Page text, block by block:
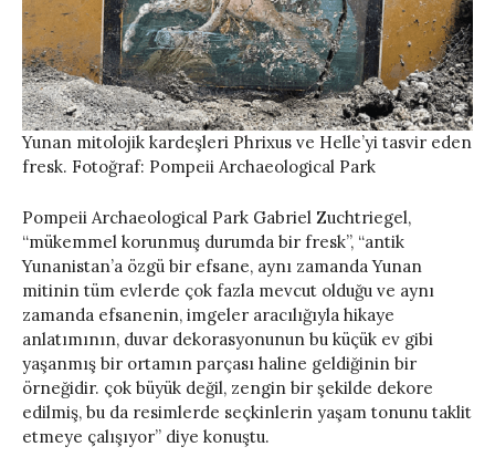
Yunan mitolojik kardeşleri Phrixus ve Helle’yi tasvir eden
fresk. Fotoğraf: Pompeii Archaeological Park
Pompeii Archaeological Park Gabriel Zuchtriegel,
“mükemmel korunmuş durumda bir fresk”, “antik
Yunanistan’a özgü bir efsane, aynı zamanda Yunan
mitinin tüm evlerde çok fazla mevcut olduğu ve aynı
zamanda efsanenin, imgeler aracılığıyla hikaye
anlatımının, duvar dekorasyonunun bu küçük ev gibi
yaşanmış bir ortamın parçası haline geldiğinin bir
örneğidir. çok büyük değil, zengin bir şekilde dekore
edilmiş, bu da resimlerde seçkinlerin yaşam tonunu taklit
etmeye çalışıyor” diye konuştu.